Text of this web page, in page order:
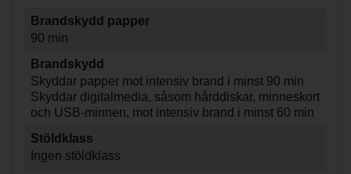
Brandskydd papper
90 min
Brandskydd
Skyddar papper mot intensiv brand i minst 90 min
Skyddar digitalmedia, såsom hårddiskar, minneskort
och USB-minnen, mot intensiv brand i minst 60 min
Stöldklass
Ingen stöldklass